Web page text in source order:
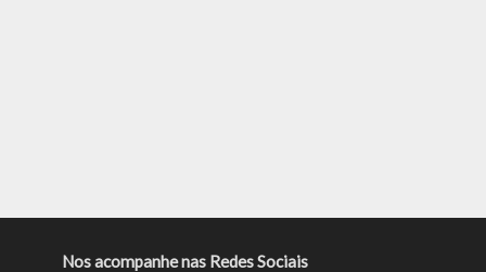
Nos acompanhe nas Redes Sociais